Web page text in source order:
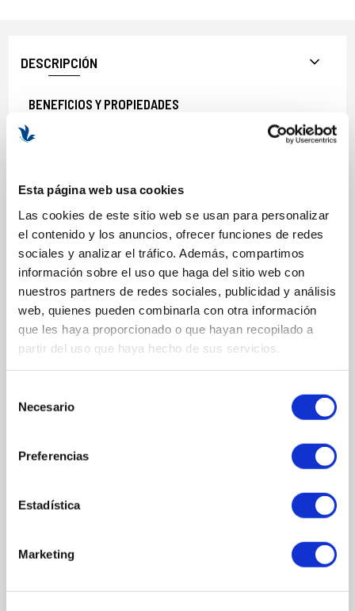
Esta página web usa cookies
Las cookies de este sitio web se usan para personalizar
el contenido y los anuncios, ofrecer funciones de redes
sociales y analizar el tráfico. Además, compartimos
información sobre el uso que haga del sitio web con
nuestros partners de redes sociales, publicidad y análisis
web, quienes pueden combinarla con otra información
que les haya proporcionado o que hayan recopilado a
partir del uso que haya hecho de sus servicios.
Necesario
Preferencias
Estadística
Marketing
DESCRIPCIÓN
BENEFICIOS Y PROPIEDADES
Libre de los 26 alérgenos conocidos, así como fragancias,
gluten, sulfatos, siliconas, parabenos, formaldehído, butilenglicoly
Probado por dermatólogos.
Formato: 118 ml.
COMPOSICIÓN
ACTIVOS
Extracto de fruta de chirimoya
Water/Aqua/Eau, 1,2-Hexanediol, Sodium PCA, Triethyl Citrate,
Pro- panediol, Capryloyl Glycine, Glycerin, Annona Cherimola Fruit
Extract, Grifola Frondosa Fruiting Body Extract, Sodium
Bicarbonate, Caprylhydrox- amic Acid, Sodium Hydroxide, Citric
30 Alkyl Acrylate Crosspolymer, Sodium Citrate, Lentinus Edodes
Mycelium Extract, Sodium Dehydroacetate, Phenylpropanol